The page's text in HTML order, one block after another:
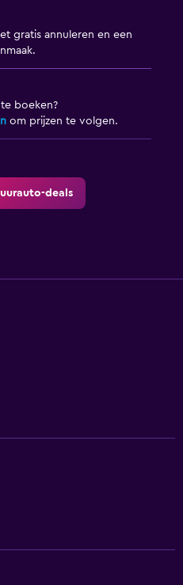
gratis annuleren en een
boeken?
om prijzen te volgen.
deals